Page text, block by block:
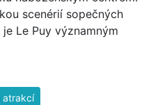
scenérií sopečných
Le Puy významným
atrakcí